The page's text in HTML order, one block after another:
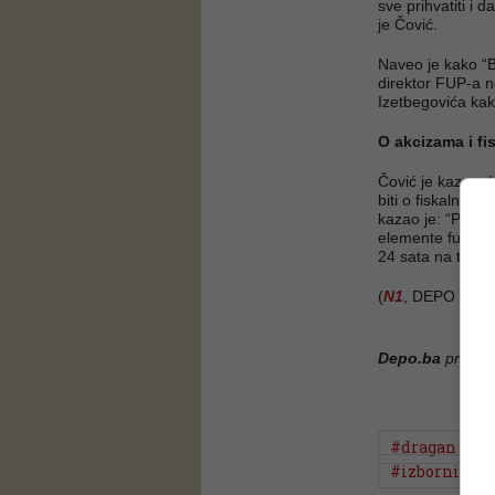
sve prihvatiti i
je Čović.
Naveo je kako
direktor FUP-a
Izetbegovića
O akcizama i
Čović je kazao
biti o fiskalnom
kazao je:
elemente
24 sata na tome
(N1 , DEPO
Depo.ba pratite
#dragan čović
#izborni